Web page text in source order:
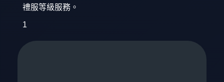
禮服等級服務。
1